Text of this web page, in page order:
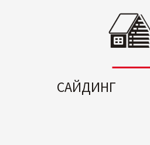
САЙДИНГ